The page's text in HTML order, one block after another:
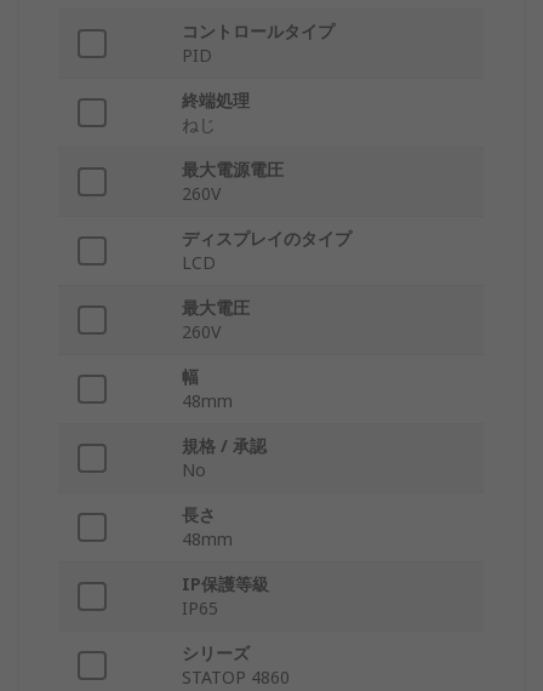
コントロールタイプ
PID
終端処理
ねじ
最大電源電圧
260V
ディスプレイのタイプ
LCD
最大電圧
260V
幅
48mm
規格 / 承認
No
長さ
48mm
IP保護等級
IP65
シリーズ
STATOP 4860